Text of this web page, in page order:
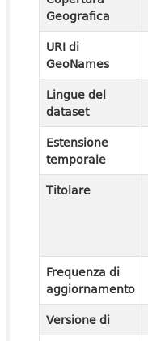
Geografica
URI di
GeoNames
Lingue del
dataset
Estensione
temporale
Titolare
Frequenza di
aggiornamento
Versione di